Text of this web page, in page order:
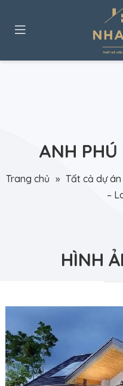
ANH PHÚ
Trang chủ » Tất cả dự án
–
HÌNH